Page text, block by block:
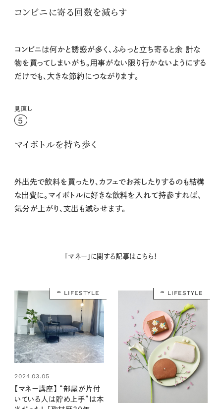
コンビニに寄る回数を減らす
コンビニは何かと誘惑が多く、ふらっと立ち寄ると余 計な
物を買ってしまいがち。用事がない限り行かないようにする
だけでも、大きな節約につながります。
見直し
5
マイボトルを持ち歩く
外出先で飲料を買ったり、カフェでお茶したりするのも結構
な出費に。マイボトルに好きな飲料を入れて持参すれば、
気分が上がり、支出も減らせます。
「マネー」に関する記事はこちら！
LIFESTYLE
2024.03.05
【マネー講座】 “部屋が片付
いている人は貯め上手”は本
LIFESTYLE